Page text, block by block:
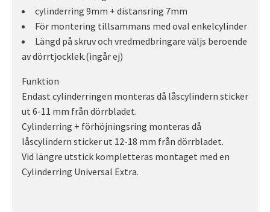
cylinderring 9mm + distansring 7mm
För montering tillsammans med oval enkelcylinder
Längd på skruv och vredmedbringare väljs beroende
av dörrtjocklek.(ingår ej)
Funktion
Endast cylinderringen monteras då låscylindern sticker
ut 6-11 mm från dörrbladet.
Cylinderring + förhöjningsring monteras då
låscylindern sticker ut 12-18 mm från dörrbladet.
Vid längre utstick kompletteras montaget med en
Cylinderring Universal Extra.